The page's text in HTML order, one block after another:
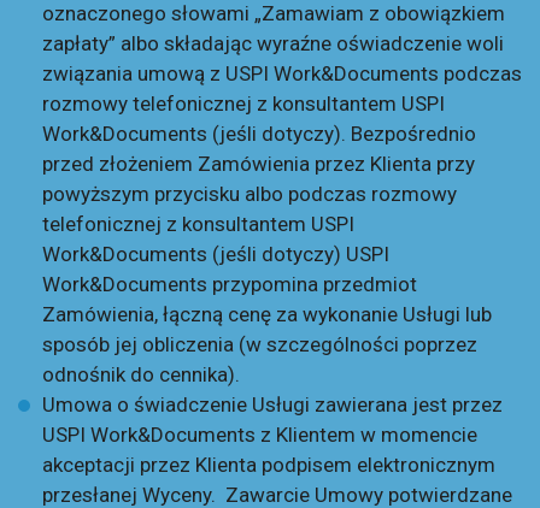
oznaczonego słowami „Zamawiam z obowiązkiem
zapłaty” albo składając wyraźne oświadczenie woli
związania umową z USPI Work&Documents podczas
rozmowy telefonicznej z konsultantem USPI
Work&Documents (jeśli dotyczy). Bezpośrednio
przed złożeniem Zamówienia przez Klienta przy
powyższym przycisku albo podczas rozmowy
telefonicznej z konsultantem USPI
Work&Documents (jeśli dotyczy) USPI
Work&Documents przypomina przedmiot
Zamówienia, łączną cenę za wykonanie Usługi lub
sposób jej obliczenia (w szczególności poprzez
odnośnik do cennika).
Umowa o świadczenie Usługi zawierana jest przez
USPI Work&Documents z Klientem w momencie
akceptacji przez Klienta podpisem elektronicznym
przesłanej Wyceny. Zawarcie Umowy potwierdzane